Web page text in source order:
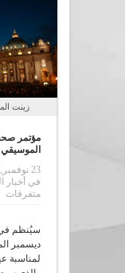
زينت
مؤتمر
الموسيقي
23 نوفمبر,2017
في أخبار
متفرقات
سيُنظم
ديسمبر
لمناسبة